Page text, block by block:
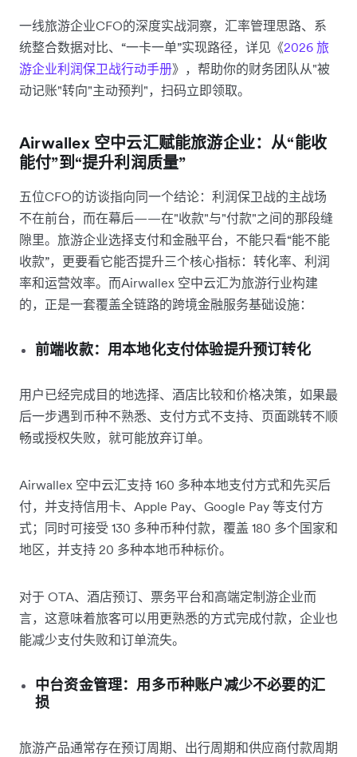
一线旅游企业CFO的深度实战洞察，汇率管理思路、系
统整合数据对比、“一卡一单”实现路径，详见《2026 旅
游企业利润保卫战行动手册》，帮助你的财务团队从"被
动记账"转向"主动预判"，扫码立即领取。
Airwallex 空中云汇赋能旅游企业：从“能收
能付”到“提升利润质量”
五位CFO的访谈指向同一个结论：利润保卫战的主战场
不在前台，而在幕后——在"收款"与"付款"之间的那段缝
隙里。旅游企业选择支付和金融平台，不能只看“能不能
收款”，更要看它能否提升三个核心指标：转化率、利润
率和运营效率。而Airwallex 空中云汇为旅游行业构建
的，正是一套覆盖全链路的跨境金融服务基础设施：
前端收款：用本地化支付体验提升预订转化
用户已经完成目的地选择、酒店比较和价格决策，如果最
后一步遇到币种不熟悉、支付方式不支持、页面跳转不顺
畅或授权失败，就可能放弃订单。
Airwallex 空中云汇支持 160 多种本地支付方式和先买后
付，并支持信用卡、Apple Pay、Google Pay 等支付方
式；同时可接受 130 多种币种付款，覆盖 180 多个国家和
地区，并支持 20 多种本地币种标价。
对于 OTA、酒店预订、票务平台和高端定制游企业而
言，这意味着旅客可以用更熟悉的方式完成付款，企业也
能减少支付失败和订单流失。
中台资金管理：用多币种账户减少不必要的汇
损
旅游产品通常存在预订周期、出行周期和供应商付款周期